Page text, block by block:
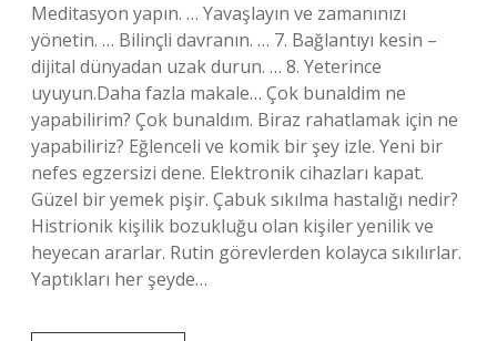
Meditasyon yapın. … Yavaşlayın ve zamanınızı
yönetin. … Bilinçli davranın. … 7. Bağlantıyı kesin –
dijital dünyadan uzak durun. … 8. Yeterince
uyuyun.Daha fazla makale… Çok bunaldim ne
yapabilirim? Çok bunaldım. Biraz rahatlamak için ne
yapabiliriz? Eğlenceli ve komik bir şey izle. Yeni bir
nefes egzersizi dene. Elektronik cihazları kapat.
Güzel bir yemek pişir. Çabuk sıkılma hastalığı nedir?
Histrionik kişilik bozukluğu olan kişiler yenilik ve
heyecan ararlar. Rutin görevlerden kolayca sıkılırlar.
Yaptıkları her şeyde…